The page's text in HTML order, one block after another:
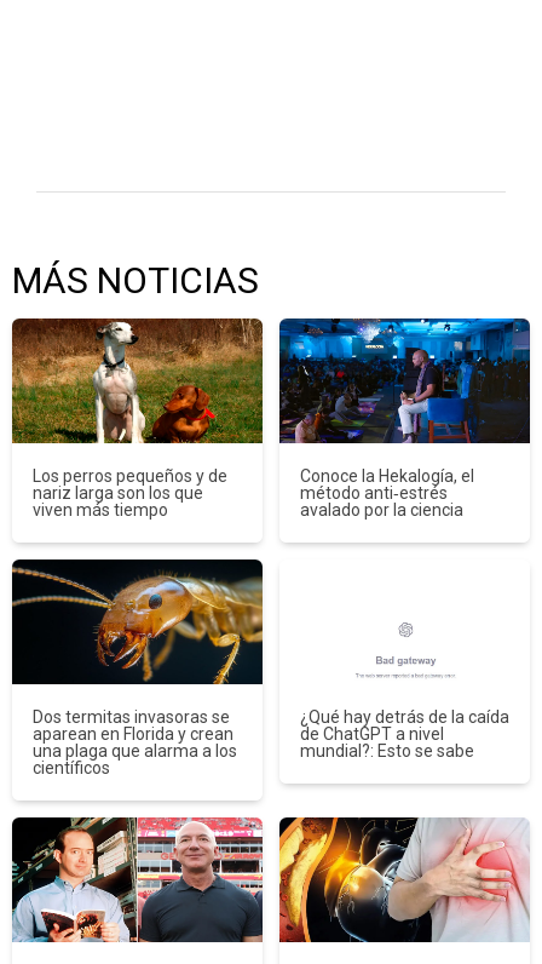
MÁS NOTICIAS
Los perros pequeños y de
nariz larga son los que
viven más tiempo
Conoce la Hekalogía, el
método anti‑estrés
avalado por la ciencia
Dos termitas invasoras se
aparean en Florida y crean
una plaga que alarma a los
científicos
¿Qué hay detrás de la caída
de ChatGPT a nivel
mundial?: Esto se sabe